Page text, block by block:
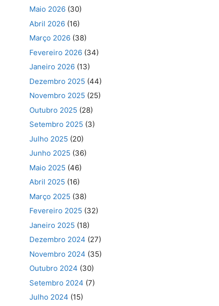
Maio 2026 (30)
Abril 2026 (16)
Março 2026 (38)
Fevereiro 2026 (34)
Janeiro 2026 (13)
Dezembro 2025 (44)
Novembro 2025 (25)
Outubro 2025 (28)
Setembro 2025 (3)
Julho 2025 (20)
Junho 2025 (36)
Maio 2025 (46)
Abril 2025 (16)
Março 2025 (38)
Fevereiro 2025 (32)
Janeiro 2025 (18)
Dezembro 2024 (27)
Novembro 2024 (35)
Outubro 2024 (30)
Setembro 2024 (7)
Julho 2024 (15)